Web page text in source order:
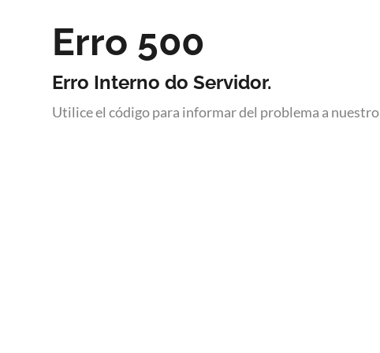
Erro 500
Erro Interno do Servidor.
Utilice el código para informar del problema a